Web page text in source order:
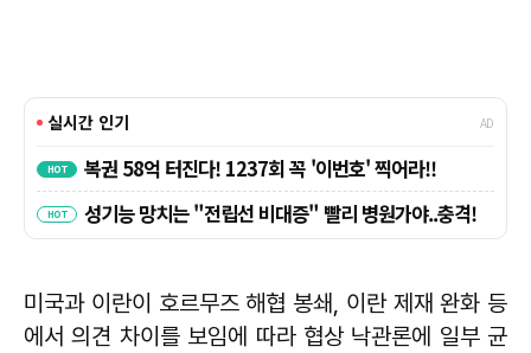
미국과 이란이 호르무즈 해협 봉쇄, 이란 제재 완화 등
에서 의견 차이를 보임에 따라 협상 낙관론에 일부 균